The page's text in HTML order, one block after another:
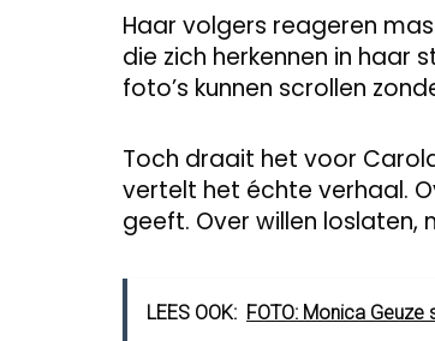
Haar volgers reageren
die zich herkennen in haar
foto’s kunnen scrollen
Toch draait het voor
vertelt het échte verhaal.
geeft. Over willen loslaten,
LEES OOK: FOTO: Monica